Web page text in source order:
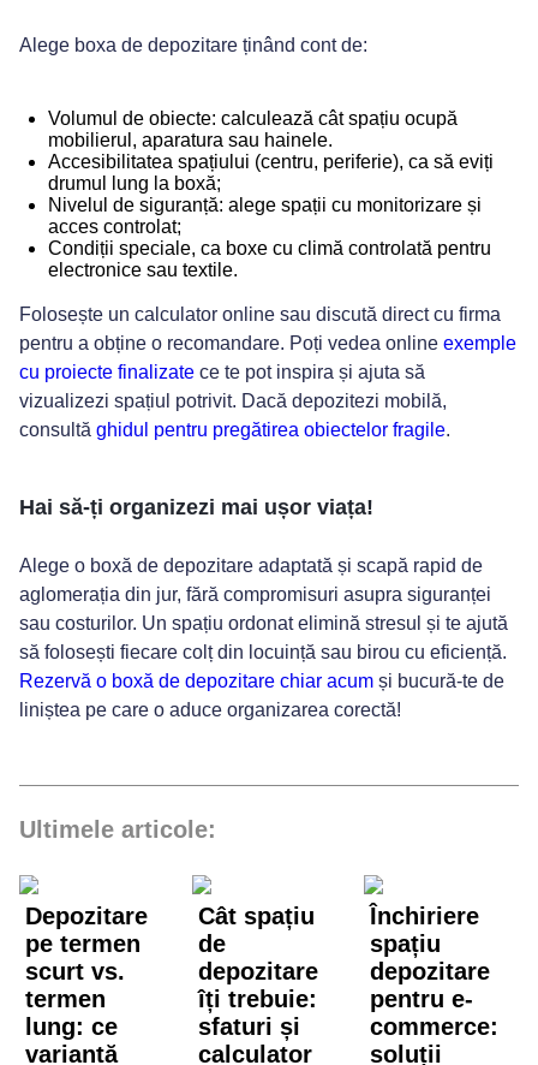
Alege boxa de depozitare ținând cont de:
Volumul de obiecte: calculează cât spațiu ocupă
mobilierul, aparatura sau hainele.
Accesibilitatea spațiului (centru, periferie), ca să eviți
drumul lung la boxă;
Nivelul de siguranță: alege spații cu monitorizare și
acces controlat;
Condiții speciale, ca boxe cu climă controlată pentru
electronice sau textile.
Folosește un calculator online sau discută direct cu firma
pentru a obține o recomandare. Poți vedea online exemple
cu proiecte finalizate ce te pot inspira și ajuta să
vizualizezi spațiul potrivit. Dacă depozitezi mobilă,
consultă ghidul pentru pregătirea obiectelor fragile.
Hai să-ți organizezi mai ușor viața!
Alege o boxă de depozitare adaptată și scapă rapid de
aglomerația din jur, fără compromisuri asupra siguranței
sau costurilor. Un spațiu ordonat elimină stresul și te ajută
să folosești fiecare colț din locuință sau birou cu eficiență.
Rezervă o boxă de depozitare chiar acum și bucură-te de
liniștea pe care o aduce organizarea corectă!
Ultimele articole:
Depozitare
pe termen
scurt vs.
termen
lung: ce
variantă
Cât spațiu
de
depozitare
îți trebuie:
sfaturi și
calculator
Închiriere
spațiu
depozitare
pentru e-
commerce:
soluții